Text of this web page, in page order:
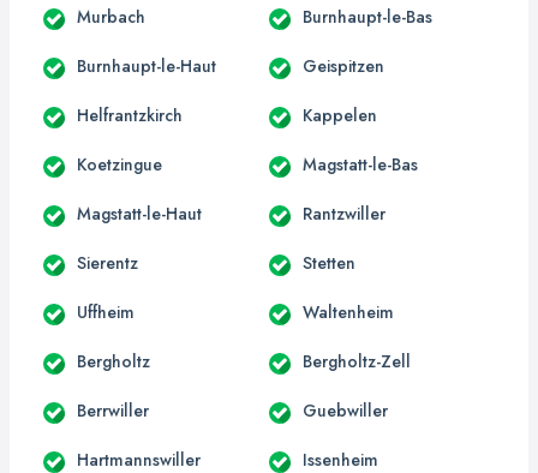
Murbach Burnhaupt-le-Bas
Burnhaupt-le-Haut Geispitzen
Helfrantzkirch Kappelen
Koetzingue Magstatt-le-Bas
Magstatt-le-Haut Rantzwiller
Sierentz Stetten
Uffheim Waltenheim
Bergholtz Bergholtz-Zell
Berrwiller Guebwiller
Hartmannswiller Issenheim